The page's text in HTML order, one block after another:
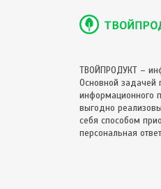
ТВОЙПРОДУКТ –
Основной задачей
информационного
выгодно
себя способом
персональная